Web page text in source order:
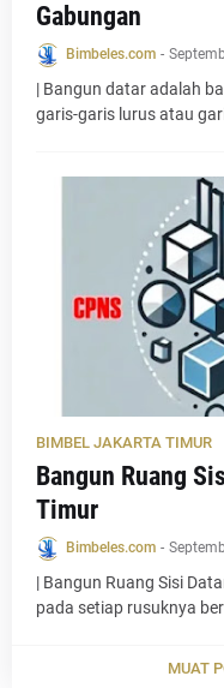
Gabungan
Bimbeles.com -
| Bangun datar adalah
garis-garis lurus atau
BIMBEL JAKARTA TIMUR
Bangun Ruang
Timur
Bimbeles.com -
| Bangun Ruang Sisi
pada setiap rusuknya
MUAT